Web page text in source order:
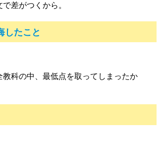
差がつくから。
したこと
科の中、最低点を取ってしまったか